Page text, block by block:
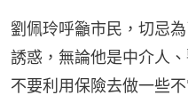
劉佩玲呼籲市民，切忌
誘惑，無論他是中介人
不要利用保險去做一些